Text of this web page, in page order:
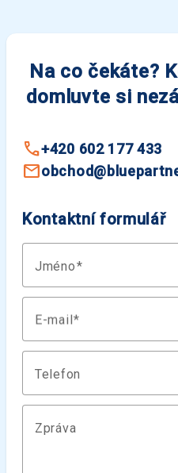
Na co čekáte?
domluvte si
+420 602 177 433
Kontaktní formulář
Jméno
E-mail
Telefon
Zpráva